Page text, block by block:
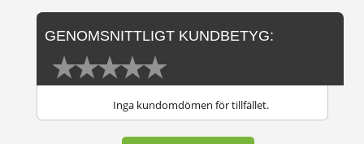
GENOMSNITTLIGT KUNDBETYG:
Inga kundomdömen för tillfället.